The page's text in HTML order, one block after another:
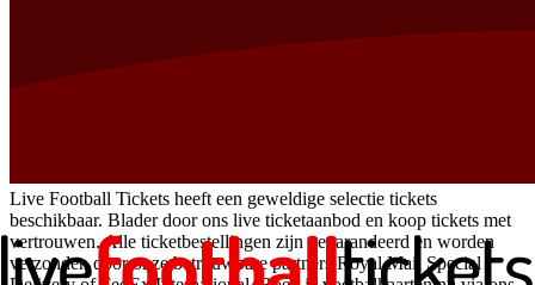
Live Football Tickets heeft een geweldige selectie tickets
beschikbaar. Blader door ons live ticketaanbod en koop tickets met
vertrouwen. Alle ticketbestellingen zijn gegarandeerd en worden
verzonden door onze betrouwbare partners Royal Mail Special